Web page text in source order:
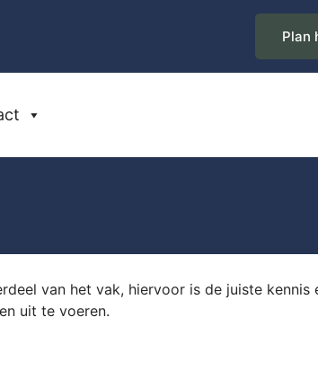
Plan
van het vak, hiervoor is de juiste kennis
uit te voeren.